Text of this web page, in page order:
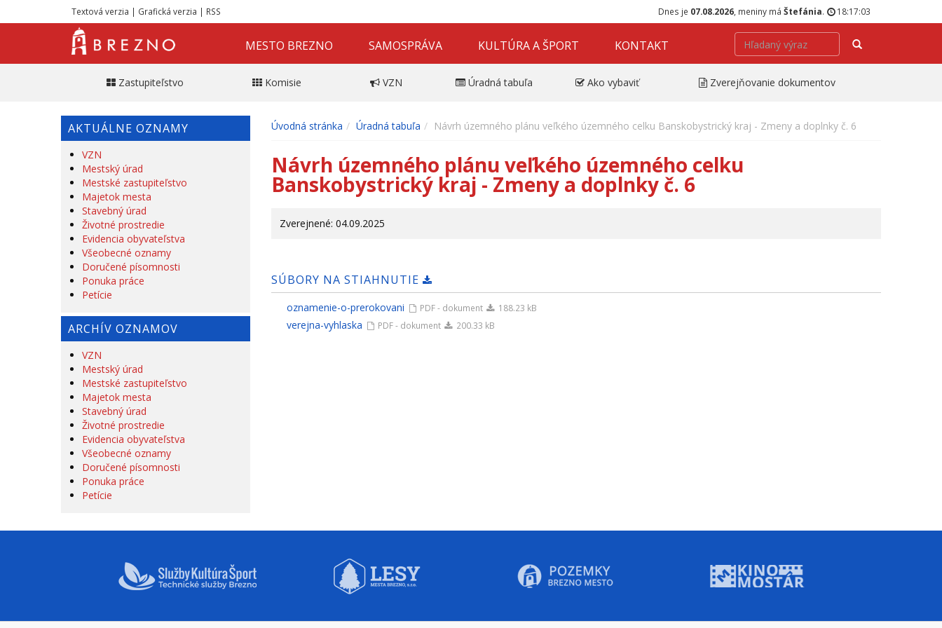
Textová verzia | Grafická verzia | RSS Dnes je 07.08.2026 , meniny má Štefánia. 18:17:03
MESTO BREZNO SAMOSPRÁVA KULTÚRA A ŠPORT KONTAKT Hľadať
Zastupiteľstvo Komisie VZN Úradná tabuľa Ako vybaviť Zverejňovanie dokumentov
Úvodná stránka Úradná tabuľa Návrh územného plánu veľkého územného celku Banskobystrický kraj - Zmeny a doplnky č. 6
Návrh územného plánu veľkého územného celku
Banskobystrický kraj - Zmeny a doplnky č. 6
Zverejnené: 04.09.2025
SÚBORY NA STIAHNUTIE
oznamenie-o-prerokovani PDF - dokument 188.23 kB
verejna-vyhlaska PDF - dokument 200.33 kB
AKTUÁLNE OZNAMY
VZN
Mestský úrad
Mestské zastupiteľstvo
Majetok mesta
Stavebný úrad
Životné prostredie
Evidencia obyvateľstva
Všeobecné oznamy
Doručené písomnosti
Ponuka práce
Petície
ARCHÍV OZNAMOV
VZN
Mestský úrad
Mestské zastupiteľstvo
Majetok mesta
Stavebný úrad
Životné prostredie
Evidencia obyvateľstva
Všeobecné oznamy
Doručené písomnosti
Ponuka práce
Petície